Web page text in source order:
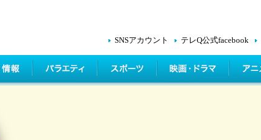
SNSアカウント テレQ公式facebook